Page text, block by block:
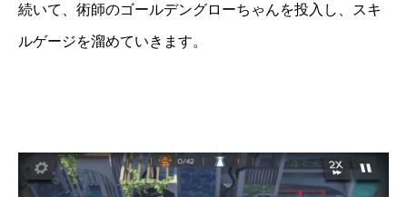
続いて、術師のゴールデングローちゃんを投入し、スキ
ルゲージを溜めていきます。